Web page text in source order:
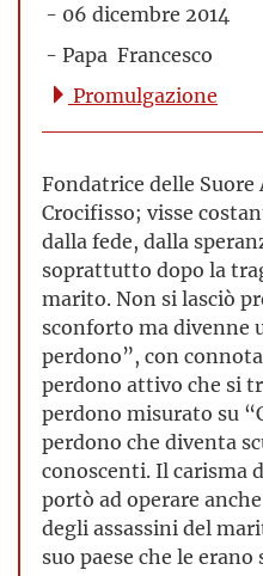
- 06 dicembre 2014
- Papa Francesco
Promulgazione
Fondatrice delle
Crocifisso; visse
dalla fede, dalla
soprattutto dopo la
marito. Non si lasciò
sconforto ma divenne
perdono”, con
perdono attivo che si
perdono misurato su
perdono che diventa
conoscenti. Il carisma
portò ad operare
degli assassini del
suo paese che le